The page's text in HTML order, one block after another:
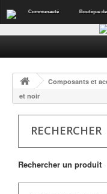
Communauté Boutique
Composants et
et noir
RECHERCHER
Rechercher un produit